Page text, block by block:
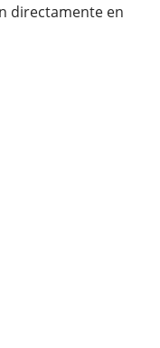
directamente en